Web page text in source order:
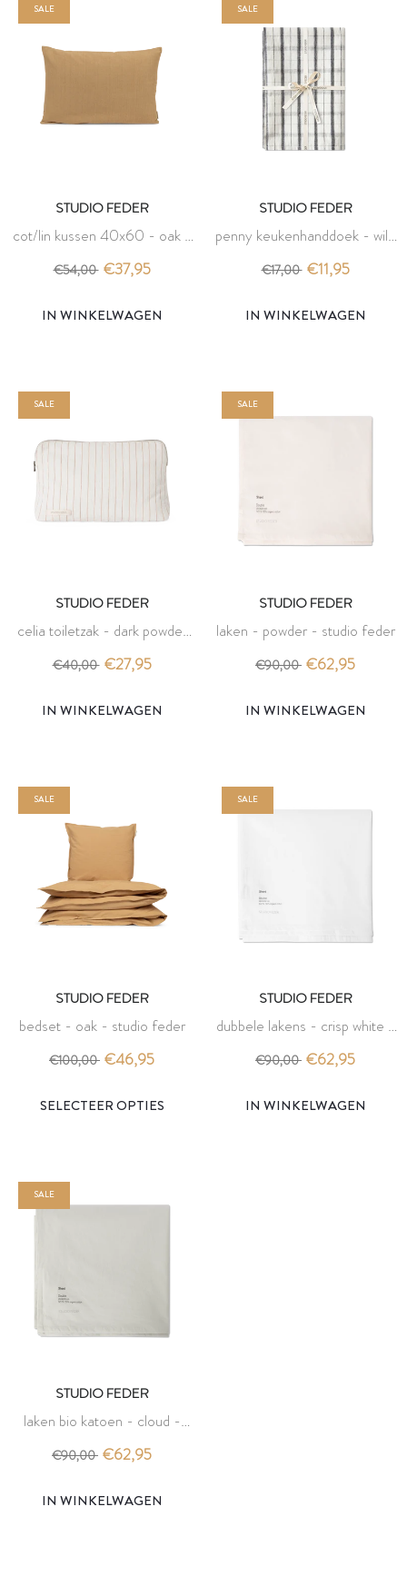
SALE
STUDIO FEDER
cot/lin kussen 40x60 - oak -
studio feder
€54,00 €37,95
IN WINKELWAGEN
SALE
STUDIO FEDER
penny keukenhanddoek - wild
check - studio feder
€17,00 €11,95
IN WINKELWAGEN
SALE
STUDIO FEDER
celia toiletzak - dark powder
pin - studio feder
€40,00 €27,95
IN WINKELWAGEN
SALE
STUDIO FEDER
laken - powder - studio feder
€90,00 €62,95
IN WINKELWAGEN
SALE
STUDIO FEDER
bedset - oak - studio feder
€100,00 €46,95
SALE
STUDIO FEDER
dubbele lakens - crisp white -
studio feder
€90,00 €62,95
IN WINKELWAGEN
SALE
STUDIO FEDER
laken bio katoen - cloud -
studio feder
€90,00 €62,95
IN WINKELWAGEN